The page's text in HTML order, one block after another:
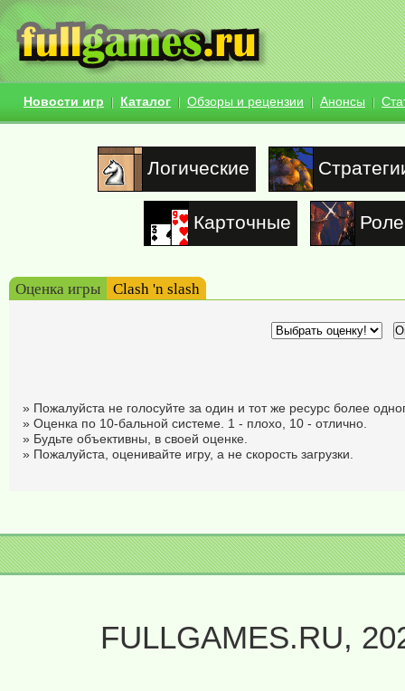
Новости игр Каталог Обзоры и рецензии Анонсы
Логические
Карточные
Оценка игры Clash 'n slash
» Пожалуйста не голосуйте за один и тот же ресурс более
» Оценка по 10-бальной системе. 1 - плохо, 10 - отлично.
» Будьте объективны, в своей оценке.
» Пожалуйста, оценивайте игру, а не скорость загрузки.
FULLGAMES.RU,